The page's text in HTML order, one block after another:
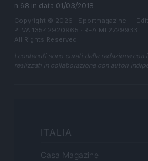
n.68 in data 01/03/2018
Copyright © 2026 · Sportmagazine —
P.IVA 13542920965 · REA MI 2729933
All Rights Reserved
I contenuti sono curati dalla redazione
realizzati in collaborazione con autori
ITALIA
Casa Magazine